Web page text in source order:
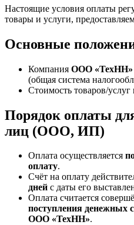
Настоящие условия оплаты
товары и услуги,
Основные
Компания ООО «ТехНН»
(общая система
Стоимость товаров/услуг
Порядок оплаты
лиц (ООО, ИП)
Оплата осуществляется
оплату.
Счёт на оплату
дней с даты его
Оплата считается
поступления денежных
ООО «ТехНН».